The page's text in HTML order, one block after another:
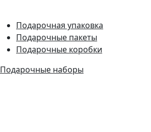
Подарочная упаковка
Подарочные пакеты
Подарочные коробки
Подарочные наборы